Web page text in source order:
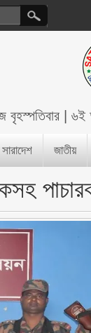
বৃহস্পতিবার |৬ই
সারাদেশ জাতীয়